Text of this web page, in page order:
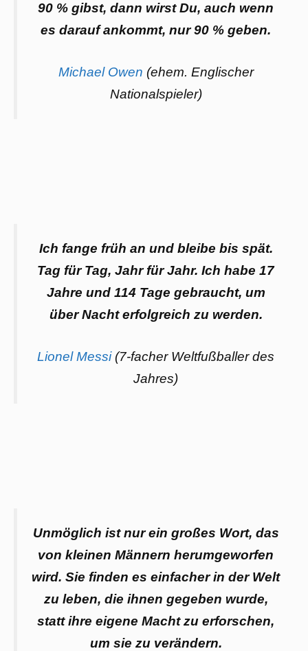
90 % gibst, dann wirst Du, auch wenn
es darauf ankommt, nur 90 % geben.
Michael Owen (ehem. Englischer
Nationalspieler)
Ich fange früh an und bleibe bis spät.
Tag für Tag, Jahr für Jahr. Ich habe 17
Jahre und 114 Tage gebraucht, um
über Nacht erfolgreich zu werden.
Lionel Messi(7-facher Weltfußballer des
Jahres)
Unmöglich ist nur ein großes Wort, das
von kleinen Männern herumgeworfen
wird. Sie finden es einfacher in der Welt
zu leben, die ihnen gegeben wurde,
statt ihre eigene Macht zu erforschen,
um sie zu verändern.